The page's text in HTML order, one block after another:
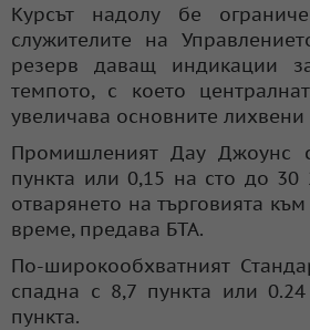
Курсът надолу бе
служителите на
резерв даващ индикации
темпото, с което
увеличава основните
Промишленият Дау Джоунс
пункта или 0,15 на сто до 30
отварянето на търговията
време, предава БТА.
По-широкообхватният
спадна с 8,7 пункта или
пункта.